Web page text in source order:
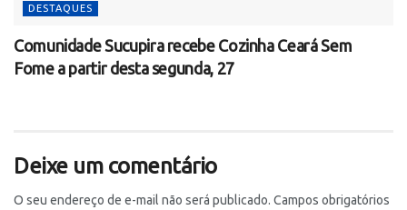
DESTAQUES
Comunidade Sucupira recebe Cozinha Ceará Sem
Fome a partir desta segunda, 27
Deixe um comentário
O seu endereço de e-mail não será publicado. Campos obrigatórios